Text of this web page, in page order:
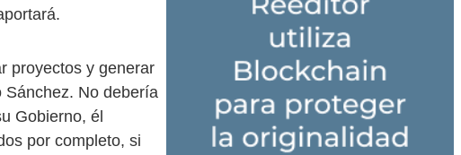
proyectos y generar
Sánchez. No debería
Gobierno, él
por completo, si